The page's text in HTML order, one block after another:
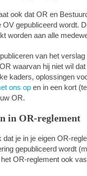
ook dat OR en
gepubliceerd wordt.
worden aan alle
van het
waarvan hij niet wil
kaders, oplossingen
ons op en in een kort
OR.
in OR-reglement
dat je in je eigen OR-
gepubliceerd wordt
OR-reglement ook